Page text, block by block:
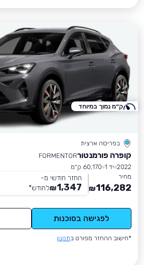
בפריסה ארצית
קופרה פורמנטורFORMENTOR
2022 יד 1
60,170 ק״מ
מחיר
116,282
₪
החזר חודשי מ-
1,347
₪לחודש*
לפגישה בסוכנות
*חישוב ההחזר מפורט בתקנון
ק״מ נמוך במיוחד